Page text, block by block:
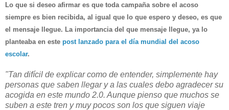
Lo que si deseo afirmar es que toda campaña sobre el acoso
siempre es bien recibida, al igual que lo que espero y deseo, es que
el mensaje llegue. La importancia del que mensaje llegue, ya lo
planteaba en este post lanzado para el día mundial del acoso
escolar.
"Tan difícil de explicar como de entender, simplemente hay
personas que saben llegar y a las cuales debo agradecer su
acogida en este mundo 2.0. Aunque pienso que muchos se
suben a este tren y muy pocos son los que siguen viaje